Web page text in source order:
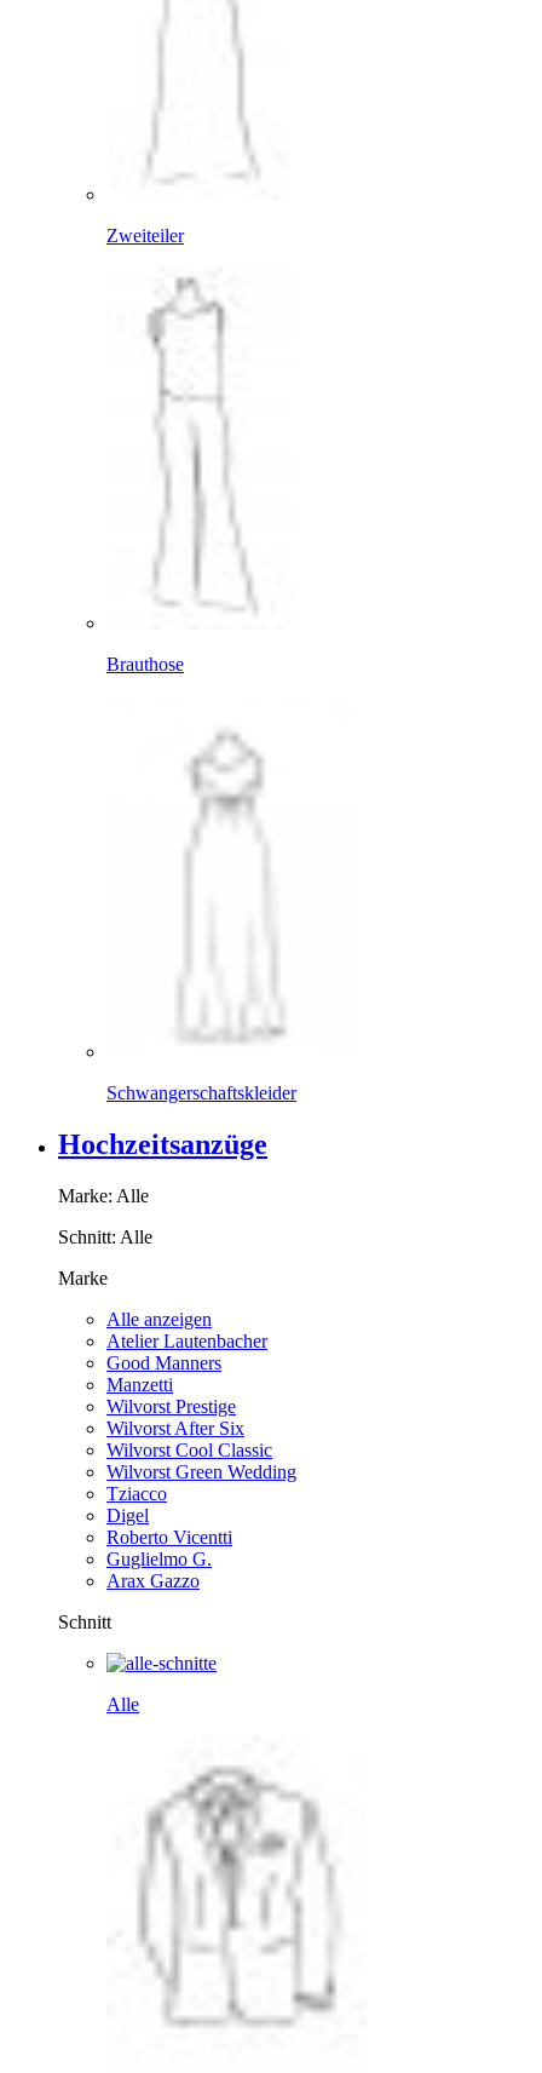
Zweiteiler
Brauthose
Schwangerschaftskleider
Hochzeitsanzüge
Marke: Alle
Schnitt: Alle
Marke
Alle anzeigen
Atelier Lautenbacher
Good Manners
Manzetti
Wilvorst Prestige
Wilvorst After Six
Wilvorst Cool Classic
Wilvorst Green Wedding
Tziacco
Digel
Roberto Vicentti
Guglielmo G.
Arax Gazzo
Schnitt
Alle